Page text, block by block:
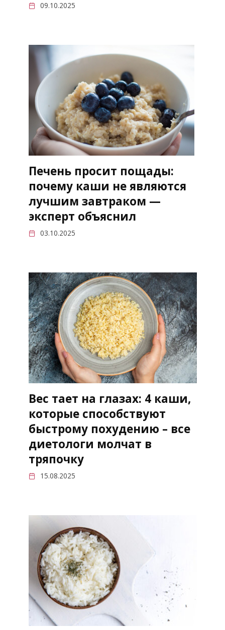
09.10.2025
Печень просит пощады:
почему каши не являются
лучшим завтраком —
эксперт объяснил
03.10.2025
Вес тает на глазах: 4 каши,
которые способствуют
быстрому похудению – все
диетологи молчат в
тряпочку
15.08.2025